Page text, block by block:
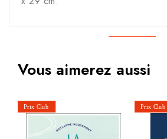
Vous aimerez aussi